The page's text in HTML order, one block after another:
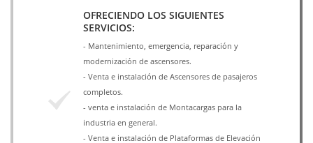
OFRECIENDO LOS SIGUIENTES
SERVICIOS:
- Mantenimiento, emergencia, reparación y
modernización de ascensores.
- Venta e instalación de Ascensores de pasajeros
completos.
- venta e instalación de Montacargas para la
industria en general.
- Venta e instalación de Plataformas de Elevación